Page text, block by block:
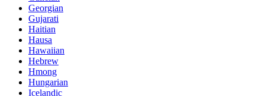
Georgian
Gujarati
Haitian
Hausa
Hawaiian
Hebrew
Hmong
Hungarian
Icelandic